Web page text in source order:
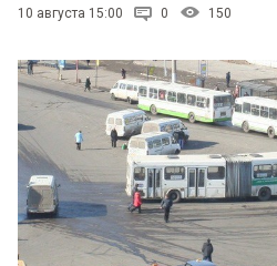
10 августа 15:00 0 150